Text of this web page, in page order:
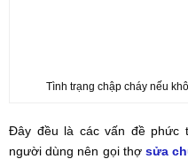
Tình trạng chập cháy nếu
Đây đều là các vấn đề phức
người dùng nên gọi thợ sửa